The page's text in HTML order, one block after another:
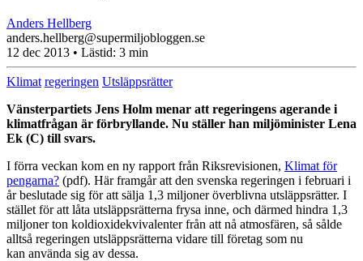
Anders Hellberg
anders.hellberg@supermiljobloggen.se
12 dec 2013 • Lästid: 3 min
Klimat regeringen Utsläppsrätter
Vänsterpartiets Jens Holm menar att regeringens agerande i
klimatfrågan är förbryllande. Nu ställer han miljöminister Lena
Ek (C) till svars.
I förra veckan kom en ny rapport från Riksrevisionen, Klimat för
pengarna? (pdf). Här framgår att den svenska regeringen i februari i
år beslutade sig för att sälja 1,3 miljoner överblivna utsläppsrätter. I
stället för att låta utsläppsrätterna frysa inne, och därmed hindra 1,3
miljoner ton koldioxidekvivalenter från att nå atmosfären, så sålde
alltså regeringen utsläppsrätterna vidare till företag som nu
kan använda sig av dessa.